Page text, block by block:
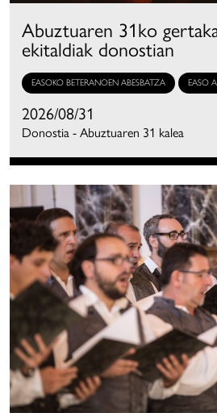
Abuztuaren 31ko
ekitaldiak donostian
EASOKO BETERANOEN ABESBATZA EASO
2026/08/31
Donostia - Abuztuaren 31 kalea